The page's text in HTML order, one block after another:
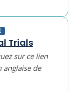
Trials
sur ce lien
de